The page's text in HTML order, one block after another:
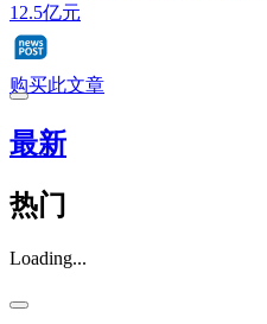
12.5亿元
购买此文章
最新
热门
Loading...